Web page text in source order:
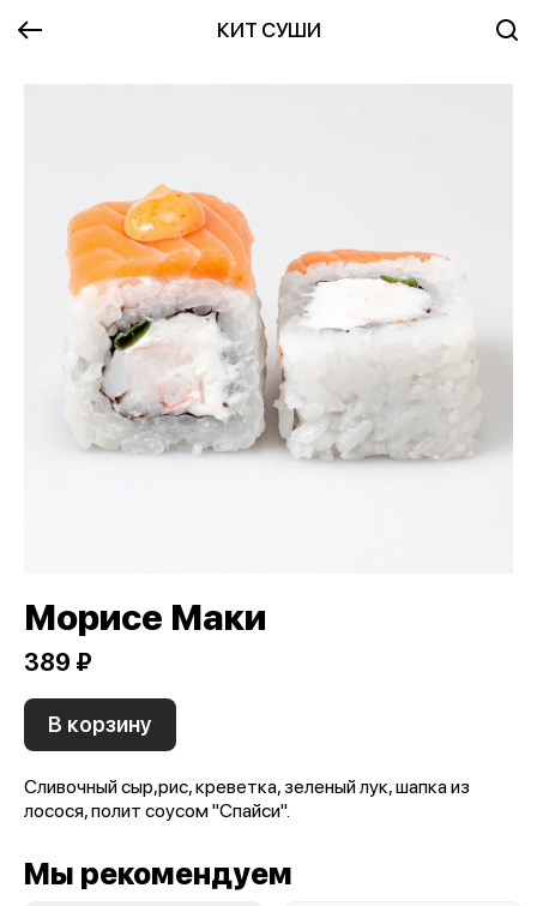
КИТ СУШИ
Морисе Маки
389 ₽
В корзину
Сливочный сыр,рис, креветка, зеленый лук, шапка из
лосося, полит соусом "Спайси".
Мы рекомендуем